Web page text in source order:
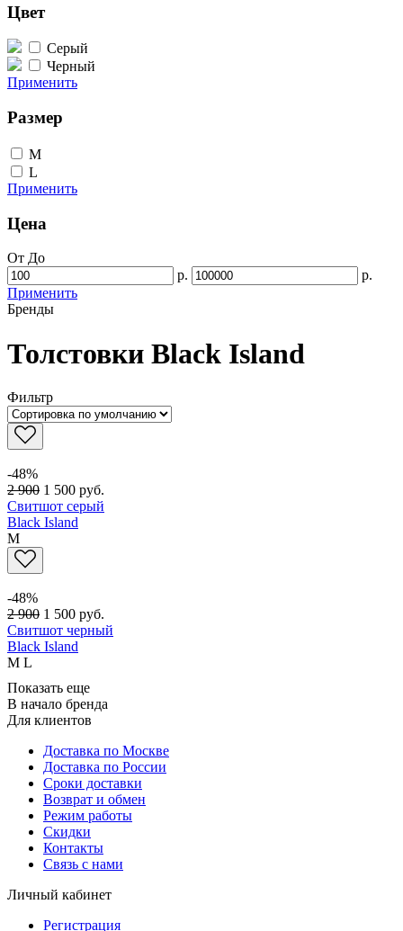
Цвет
Серый
Черный
Применить
Размер
M
L
Применить
Цена
От До
р.
р.
Применить
Бренды
Толстовки Black Island
Фильтр
-48%
2 900 1 500 руб.
Свитшот серый
Black Island
M
-48%
2 900 1 500 руб.
Свитшот черный
Black Island
M L
Показать еще
В начало бренда
Для клиентов
Доставка по Москве
Доставка по России
Сроки доставки
Возврат и обмен
Режим работы
Скидки
Контакты
Связь с нами
Личный кабинет
Регистрация